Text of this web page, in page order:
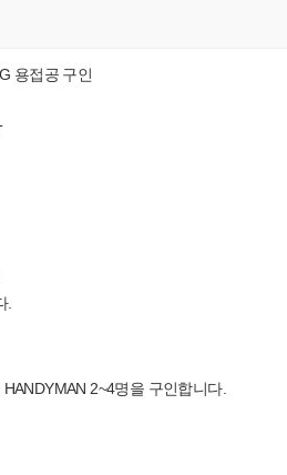
용접공 구인
.
2~4명을 구인합니다.